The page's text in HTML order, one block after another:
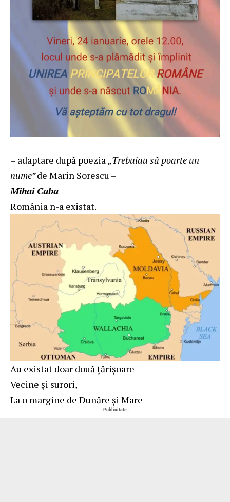
– adaptare după poezia„Trebuiau să poarte un
nume”de Marin Sorescu –
Mihai Caba
România n-a existat.
Au existat doar două ţărişoare
Vecine şi surori,
La o margine de Dunăre şi Mare
- Publicitate -